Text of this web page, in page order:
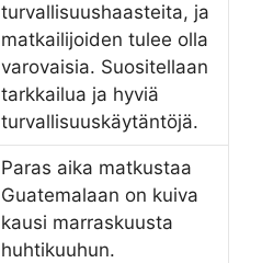
turvallisuushaasteita, ja
matkailijoiden tulee olla
varovaisia. Suositellaan
tarkkailua ja hyviä
turvallisuuskäytäntöjä.
Paras aika matkustaa
Guatemalaan on kuiva
kausi marraskuusta
huhtikuuhun.